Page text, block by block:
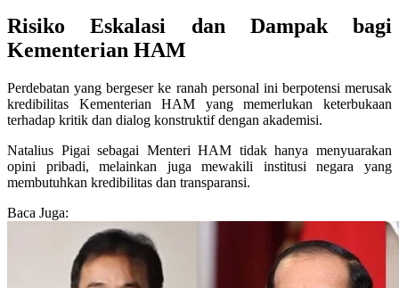
Risiko Eskalasi dan Dampak bagi
Kementerian HAM
Perdebatan yang bergeser ke ranah personal ini berpotensi merusak
kredibilitas Kementerian HAM yang memerlukan keterbukaan
terhadap kritik dan dialog konstruktif dengan akademisi.
Natalius Pigai sebagai Menteri HAM tidak hanya menyuarakan
opini pribadi, melainkan juga mewakili institusi negara yang
membutuhkan kredibilitas dan transparansi.
Baca Juga: